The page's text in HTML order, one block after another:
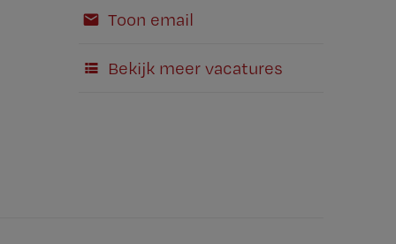
Toon email
Bekijk meer vacatures